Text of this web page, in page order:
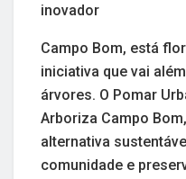
inovador
Campo Bom, está
iniciativa que vai
árvores. O Pomar
Arboriza Campo
alternativa
comunidade e